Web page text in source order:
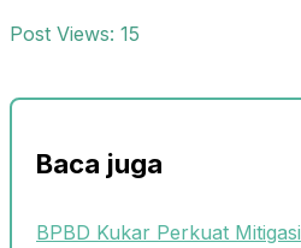
Post Views: 15
Baca juga
BPBD Kukar Perkuat Mitigasi